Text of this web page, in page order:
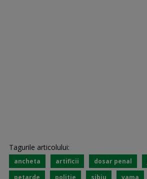
Tagurile articolului:
ancheta artificii dosar penal